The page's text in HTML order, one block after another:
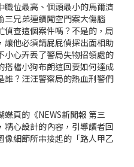
職位最高、個頭最小的馬爾濟
三兄弟連續闖空門案大傷腦
查這個案件嗎？不是的，局
讓他必須請屁屁偵探出面相助
心弄丟了警局失物招領處的
檔小狗布朗這回要如何達成
誰？汪汪警察局的熱血刑警們
頁的《NEWS新聞報 第三
精心設計的內容，引導讀者回
像細節所串接起的「路人甲乙